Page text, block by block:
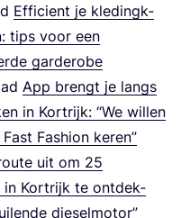
Effi­ci­ent je kle­dingk­
tips voor een
garderobe
App brengt je langs
in Kor­tri­jk: “We wil­len
Fashion keren”
uit om 25
in Kor­tri­jk te ont­dek­
dieselmotor”